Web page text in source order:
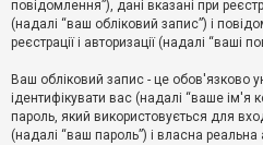
т
и
в
е
м
и
повідомлення”), дані вказані при
(надалі “ваш обліковий запис”) і
реєстрації і авторизації (надалі “ваші
Ваш обліковий запис - це обов'язково
ідентифікувати вас (надалі “ваше ім'я
пароль, який використовується для
(надалі “ваш пароль”) і власна